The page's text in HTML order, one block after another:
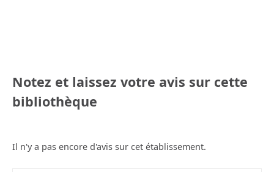
Notez et laissez votre avis sur cette
bibliothèque
Il n'y a pas encore d'avis sur cet établissement.